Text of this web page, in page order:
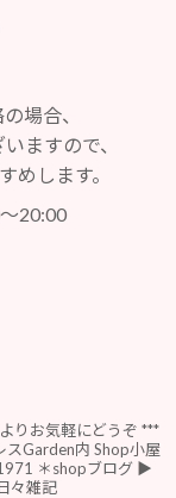
場合、
ますので、
めします。
20:00
りお気軽にどうぞ ***
スGarden内 Shop小屋
＊shopブログ ▶︎
々雑記